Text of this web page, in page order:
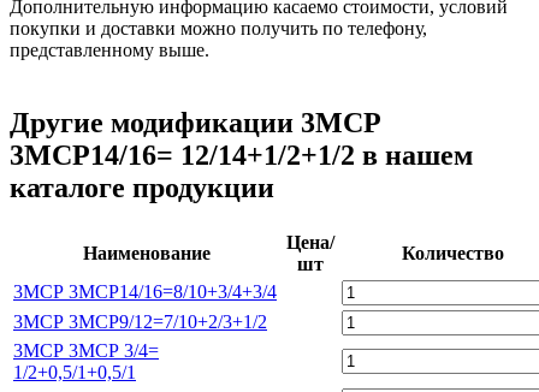
Дополнительную информацию касаемо стоимости, условий
покупки и доставки можно получить по телефону,
представленному выше.
Другие модификации 3МСР
3МСР14/16= 12/14+1/2+1/2 в нашем
каталоге продукции
Наименование
Цена/
шт
Количество
3МСР 3МСР14/16=8/10+3/4+3/4
3МСР 3МСР9/12=7/10+2/3+1/2
3МСР 3МСР 3/4=
1/2+0,5/1+0,5/1